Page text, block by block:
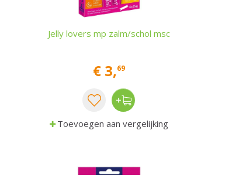
Jelly lovers mp zalm/schol msc
€ 3,69
Toevoegen aan vergelijking